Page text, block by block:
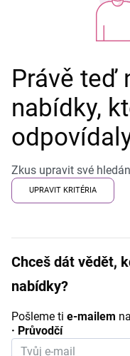
Právě teď
nabídky,
Zkus upravit své
UPRAVIT KRITÉRIA
Chceš dát vědět,
nabídky?
Pošleme ti e-mailem
· Průvodčí